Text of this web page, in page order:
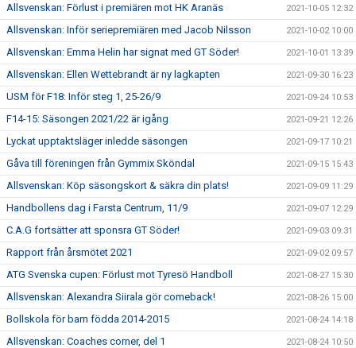
Allsvenskan: Förlust i premiären mot HK Aranäs 2021-10-05 12:32
Allsvenskan: Inför seriepremiären med Jacob Nilsson 2021-10-02 10:00
Allsvenskan: Emma Helin har signat med GT Söder! 2021-10-01 13:39
Allsvenskan: Ellen Wettebrandt är ny lagkapten 2021-09-30 16:23
USM för F18: Inför steg 1, 25-26/9 2021-09-24 10:53
F14-15: Säsongen 2021/22 är igång 2021-09-21 12:26
Lyckat upptaktsläger inledde säsongen 2021-09-17 10:21
Gåva till föreningen från Gymmix Sköndal 2021-09-15 15:43
Allsvenskan: Köp säsongskort & säkra din plats! 2021-09-09 11:29
Handbollens dag i Farsta Centrum, 11/9 2021-09-07 12:29
C.A.G fortsätter att sponsra GT Söder! 2021-09-03 09:31
Rapport från årsmötet 2021 2021-09-02 09:57
ATG Svenska cupen: Förlust mot Tyresö Handboll 2021-08-27 15:30
Allsvenskan: Alexandra Siirala gör comeback! 2021-08-26 15:00
Bollskola för barn födda 2014-2015 2021-08-24 14:18
Allsvenskan: Coaches corner, del 1 2021-08-24 10:50